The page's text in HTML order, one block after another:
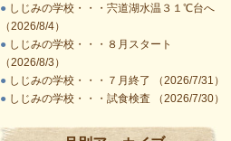
● しじみの学校・・・宍道湖水温３１℃台へ
（2026/8/4）
● しじみの学校・・・８月スタート
（2026/8/3）
● しじみの学校・・・７月終了 （2026/7/31）
● しじみの学校・・・試食検査 （2026/7/30）